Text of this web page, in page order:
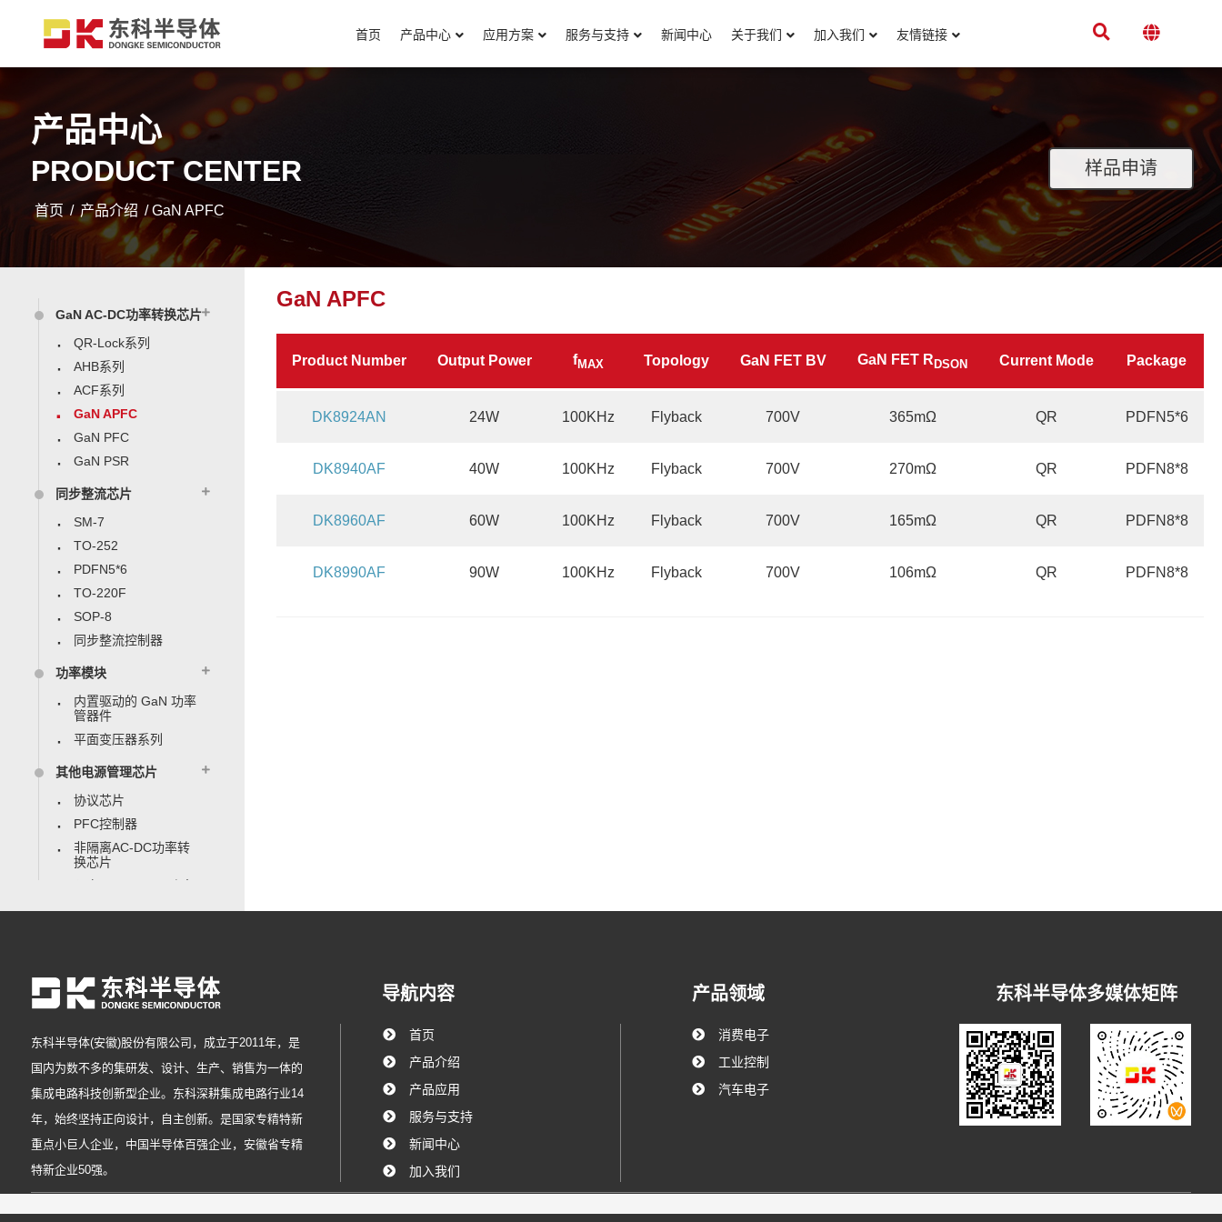
首页 产品中心 应用方案 服务与支持 新闻中心 关于我们 加入我们 友情链接
产品中心
PRODUCT CENTER
首页 / 产品介绍 / GaN APFC
样品申请
GaN AC-DC功率转换芯片
QR-Lock系列
AHB系列
ACF系列
GaN APFC
GaN PFC
GaN PSR
同步整流芯片
SM-7
TO-252
PDFN5*6
TO-220F
SOP-8
同步整流控制器
功率模块
内置驱动的 GaN 功率
管器件
平面变压器系列
其他电源管理芯片
协议芯片
PFC控制器
非隔离AC-DC功率转
换芯片
GaN APFC
Product Number Output Power fMAX Topology GaN FET BV GaN FET RDSON Current Mode Package
DK8924AN 24W 100KHz Flyback 700V 365mΩ QR PDFN5*6
DK8940AF 40W 100KHz Flyback 700V 270mΩ QR PDFN8*8
DK8960AF 60W 100KHz Flyback 700V 165mΩ QR PDFN8*8
DK8990AF 90W 100KHz Flyback 700V 106mΩ QR PDFN8*8
东科半导体(安徽)股份有限公司，成立于2011年，是
国内为数不多的集研发、设计、生产、销售为一体的
集成电路科技创新型企业。东科深耕集成电路行业14
年，始终坚持正向设计，自主创新。是国家专精特新
重点小巨人企业，中国半导体百强企业，安徽省专精
特新企业50强。
导航内容
首页
产品介绍
产品应用
服务与支持
新闻中心
加入我们
产品领域
消费电子
工业控制
汽车电子
东科半导体多媒体矩阵